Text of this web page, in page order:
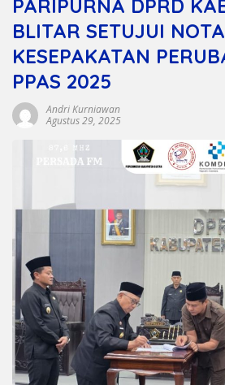
PARIPURNA DPRD
BLITAR SETUJUI NOTA
KESEPAKATAN
PPAS 2025
Andri Kurniawan
Agustus 29, 2025